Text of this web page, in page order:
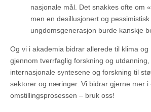
nasjonale mål. Det snakkes ofte om
men en desillusjonert og pessimistisk
ungdomsgenerasjon burde kanskje
Og vi i akademia bidrar allerede til klima og
gjennom tverrfaglig forskning og
internasjonale syntesene og forskning til
sektorer og næringer. Vi bidrar gjerne mer i
omstillingsprosessen – bruk oss!